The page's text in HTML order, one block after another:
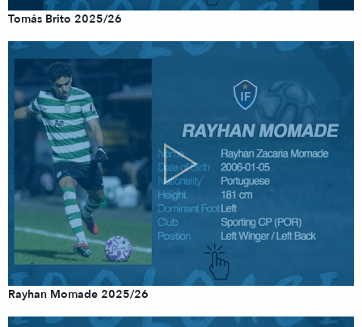
Tomás Brito 2025/26
Rayhan Momade 2025/26